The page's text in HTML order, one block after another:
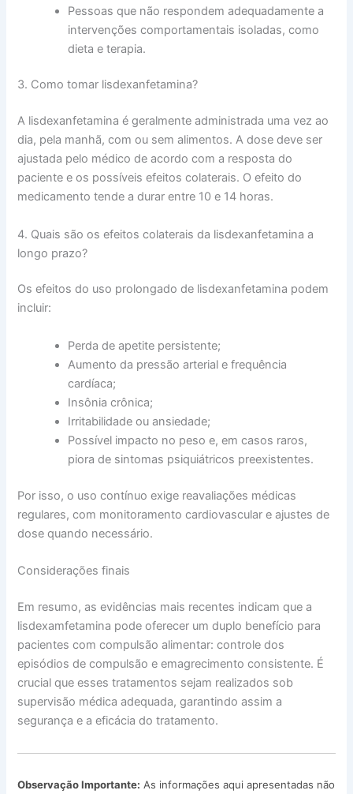
Pessoas que não respondem adequadamente a
intervenções comportamentais isoladas, como
dieta e terapia.
3. Como tomar lisdexanfetamina?
A lisdexanfetamina é geralmente administrada uma vez ao
dia, pela manhã, com ou sem alimentos. A dose deve ser
ajustada pelo médico de acordo com a resposta do
paciente e os possíveis efeitos colaterais. O efeito do
medicamento tende a durar entre 10 e 14 horas.
4. Quais são os efeitos colaterais da lisdexanfetamina a
longo prazo?
Os efeitos do uso prolongado de lisdexanfetamina podem
incluir:
Perda de apetite persistente;
Aumento da pressão arterial e frequência
cardíaca;
Insônia crônica;
Irritabilidade ou ansiedade;
Possível impacto no peso e, em casos raros,
piora de sintomas psiquiátricos preexistentes.
Por isso, o uso contínuo exige reavaliações médicas
regulares, com monitoramento cardiovascular e ajustes de
dose quando necessário.
Considerações finais
Em resumo, as evidências mais recentes indicam que a
lisdexamfetamina pode oferecer um duplo benefício para
pacientes com compulsão alimentar: controle dos
episódios de compulsão e emagrecimento consistente. É
crucial que esses tratamentos sejam realizados sob
supervisão médica adequada, garantindo assim a
segurança e a eficácia do tratamento.
Observação Importante: As informações aqui apresentadas não